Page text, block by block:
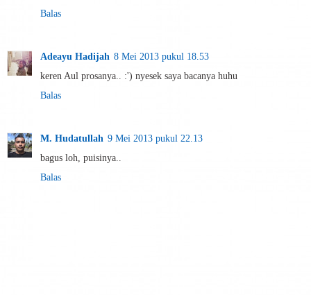
Balas
Adeayu Hadijah 8 Mei 2013 pukul 18.53
keren Aul prosanya.. :') nyesek saya bacanya huhu
Balas
M. Hudatullah 9 Mei 2013 pukul 22.13
bagus loh, puisinya..
Balas